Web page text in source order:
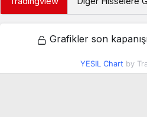
Grafikler son
YESIL Chart by